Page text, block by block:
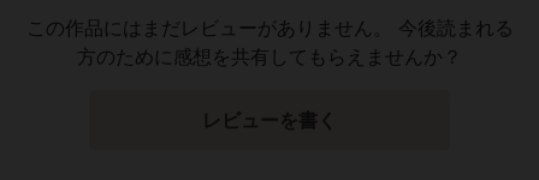
この作品にはまだレビューがありません。 今後読まれる
方のために感想を共有してもらえませんか？
レビューを書く